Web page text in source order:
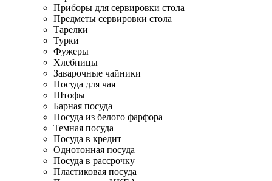
Приборы для сервировки стола
Предметы сервировки стола
Тарелки
Турки
Фужеры
Хлебницы
Заварочные чайники
Посуда для чая
Штофы
Барная посуда
Посуда из белого фарфора
Темная посуда
Посуда в кредит
Однотонная посуда
Посуда в рассрочку
Пластиковая посуда